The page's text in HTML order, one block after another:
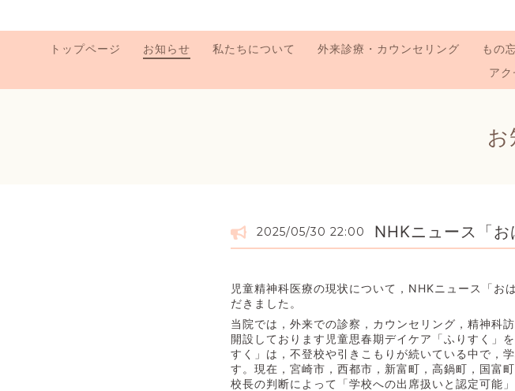
トップページ お知らせ 私たちについて 外来診療・カウンセリング もの
ア
お
2025/05/30 22:00 NHKニュース「
児童精神科医療の現状について，NHKニュース「お
だきました。
当院では，外来での診察，カウンセリング，精神科
開設しております児童思春期デイケア「ふりすく」
すく」は，不登校や引きこもりが続いている中で，
す。現在，宮崎市，西都市，新富町，高鍋町，国富
校長の判断によって「学校への出席扱いと認定可能